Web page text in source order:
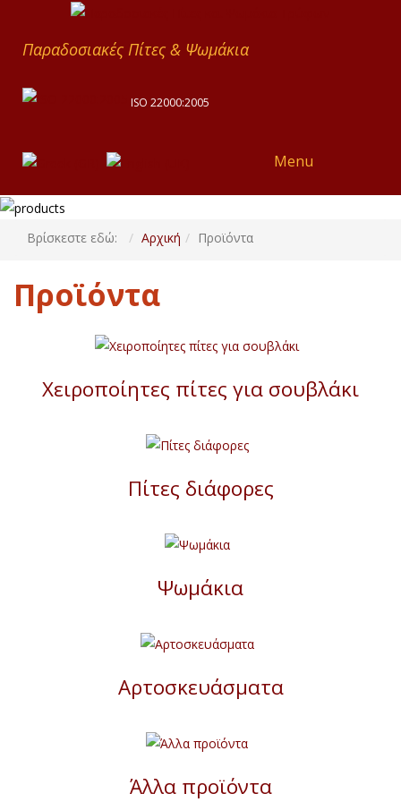
Παραδοσιακές Πίτες & Ψωμάκια
ISO 22000:2005
Menu
Βρίσκεστε εδώ: Αρχική Προϊόντα
Προϊόντα
Χειροποίητες πίτες για σουβλάκι
Πίτες διάφορες
Ψωμάκια
Αρτοσκευάσματα
Άλλα προϊόντα